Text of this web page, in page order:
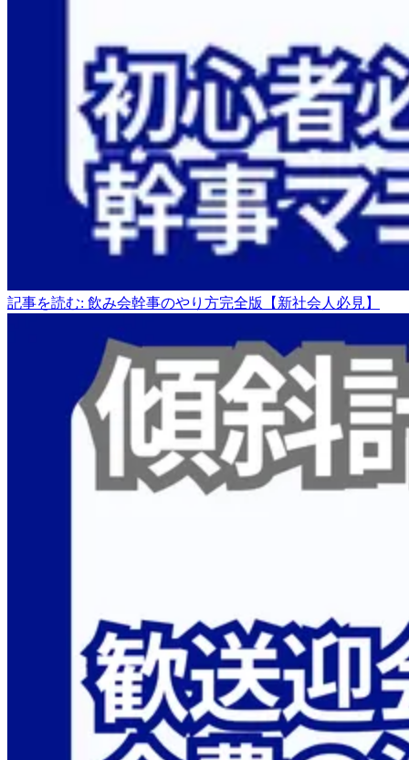
記事を読む: 飲み会幹事のやり方完全版【新社会人必見】